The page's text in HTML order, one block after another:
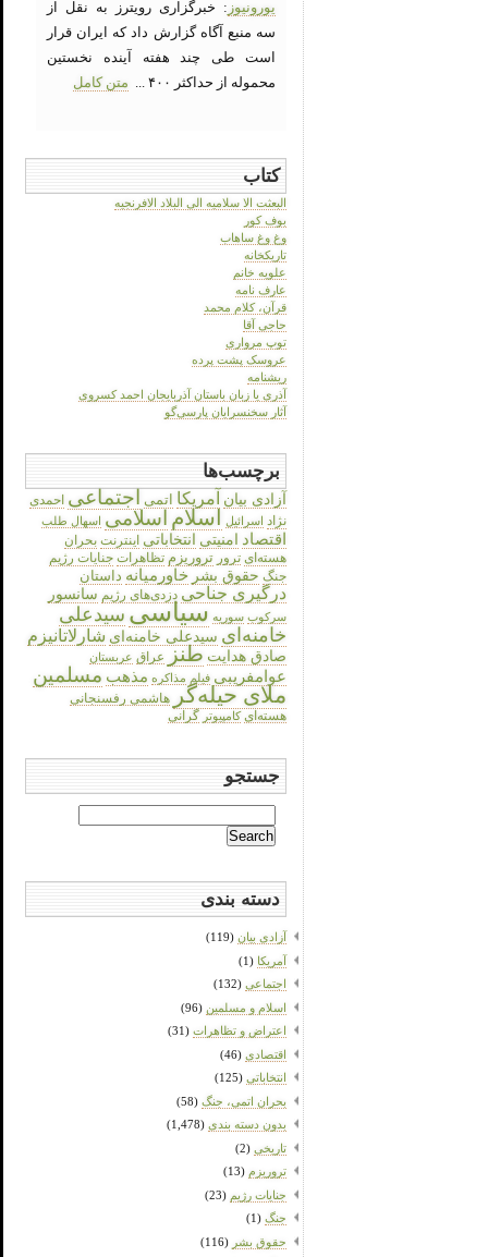
یورونیوز : خبرگزاری رویترز به نقل از
سه منبع آگاه گزارش داد که ایران قرار
است طی چند هفته آینده نخستین
محموله از حداکثر ۴۰۰ ...
متن کامل
کتاب
البعثت الا سلامیه الی البلاد الافرنجیه
بوف کور
وغ وغ ساهاب
تاریکخانه
علویه خانم
عارف نامه
قرآن، کلام محمد
حاجی آقا
توپ مرواری
عروسک پشت پرده
ریشنامه
آذری یا زبان باستان آذربایجان احمد کسروی
آثار سخنسرایان پارسی‌گو
برچسب‌ها
آزادی بیان آمریکا اتمی اجتماعی احمدی
نژاد اسرائیل اسلام اسلامی اسهال طلب
اقتصاد امنیتی انتخاباتی اینترنت بحران
هسته‌ای ترور تروریزم تظاهرات جنایات رژیم
جنگ حقوق بشر خاورمیانه داستان
درگیری جناحی دزدی‌های رژیم سانسور
سرکوب سوریه سیاسی سیدعلی
خامنه‌ای سیدعلی خامنه‌ای شارلاتانیزم
صادق هدایت طنز عراق عربستان
عوامفریبی فیلم مذاکره مذهب مسلمین
ملای حیله‌گر
هاشمی رفسنجانی
هسته‌ای کامپیوتر گرانی
جستجو
for:
دسته بندی
آزادی بیان (119)
آمریکا (1)
اجتماعی (132)
اسلام و مسلمین (96)
اعتراض و تظاهرات (31)
اقتصادی (46)
انتخاباتی (125)
بحران اتمی، جنگ (58)
بدون دسته بندی (1,478)
تاریخی (2)
تروریزم (13)
جنایات رژیم (23)
جنگ (1)
حقوق بشر (116)